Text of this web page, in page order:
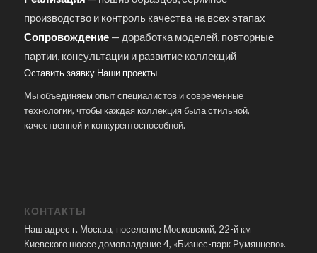
производство и контроль качества на всех этапах
Сопровождение— доработка моделей, повторные
партии, консультации и развитие коллекций
Оставить заявку Наши проекты
Мы объединяем опыт специалистов и современные
технологии, чтобы каждая коллекция была стильной,
качественной и конкурентоспособной.
КОНТАКТЫ
Наш адрес г. Москва, поселение Московский, 22-й км
Киевского шоссе домовладение 4, «Бизнес-парк Румянцево».